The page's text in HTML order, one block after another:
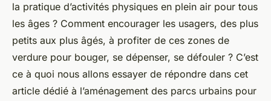
la pratique d’activités physiques en plein air pour tous
les âges ? Comment encourager les usagers, des plus
petits aux plus âgés, à profiter de ces zones de
verdure pour bouger, se dépenser, se défouler ? C’est
ce à quoi nous allons essayer de répondre dans cet
article dédié à l’aménagement des parcs urbains pour